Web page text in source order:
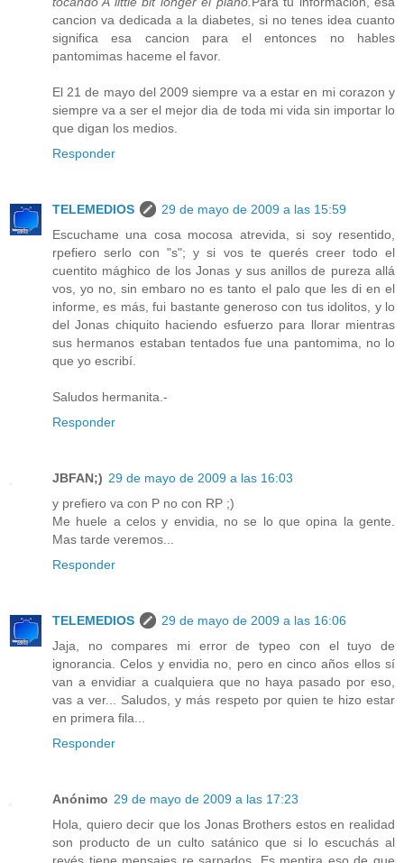
cancion va dedicada a la diabetes, si no tenes idea cuanto
significa esa cancion para el entonces no hables
pantomimas haceme el favor.
El 21 de mayo del 2009 siempre va a estar en mi corazon y
siempre va a ser el mejor dia de toda mi vida sin importar lo
que digan los medios.
Responder
TELEMEDIOS
29 de mayo de 2009 a las 15:59
Escuchame una cosa mocosa atrevida, si soy resentido,
rpefiero serlo con "s"; y si vos te querés creer todo el
cuentito mághico de los Jonas y sus anillos de pureza allá
vos, yo no, sin embaro no es tanto el palo que les di en el
informe, es más, fui bastante generoso con tus idolitos, y lo
del Jonas chiquito haciendo esfuerzo para llorar mientras
sus hermanos estaban tentados fue una pantomima, no lo
que yo escribí.
Saludos hermanita.-
Responder
JBFAN;) 29 de mayo de 2009 a las 16:03
y prefiero va con P no con RP ;)
Me huele a celos y envidia, no se lo que opina la gente.
Mas tarde veremos...
Responder
TELEMEDIOS
29 de mayo de 2009 a las 16:06
Jaja, no compares mi error de typeo con el tuyo de
ignorancia. Celos y envidia no, pero en cinco años ellos sí
van a envidiar a cualquiera que no haya pasado por eso,
vas a ver... Saludos, y más respeto por quien te hizo estar
en primera fila...
Responder
Anónimo 29 de mayo de 2009 a las 17:23
Hola, quiero decir que los Jonas Brothers estos en realidad
son producto de un culto satánico que si lo escuchás al